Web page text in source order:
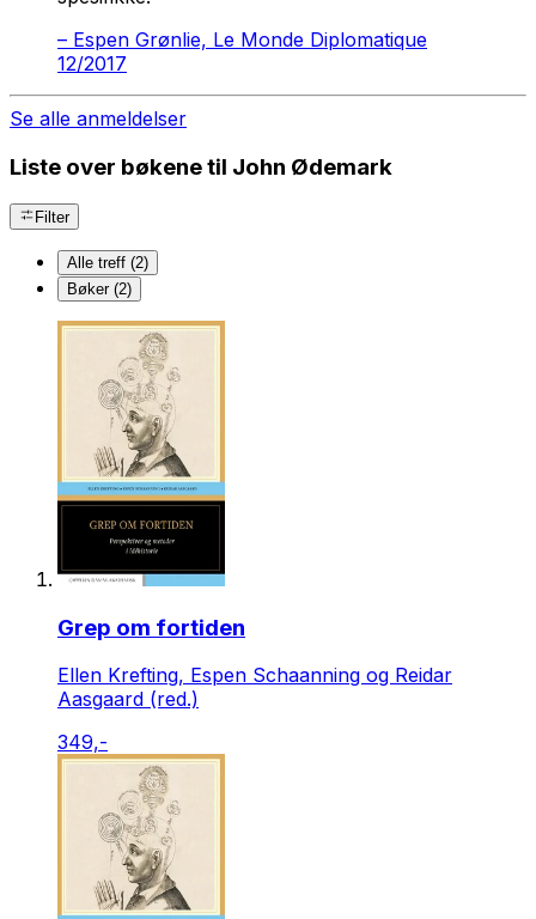
– Espen Grønlie, Le Monde Diplomatique
12/2017
Se alle anmeldelser
Liste over bøkene til John Ødemark
Filter
Alle treff (2)
Bøker (2)
Grep om fortiden
Ellen Krefting, Espen Schaanning og Reidar
Aasgaard (red.)
349,-